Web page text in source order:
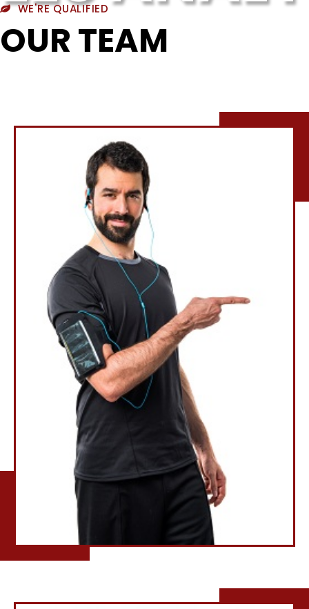
WE'RE QUALIFIED
OUR TEAM
ANNE MODGOMERY
Fitness Coach